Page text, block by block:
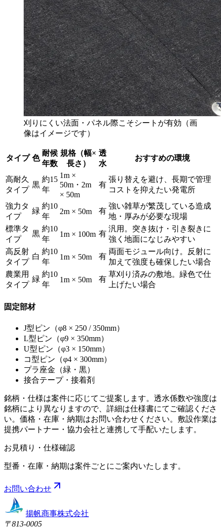
刈りにくい法面・パネル際こそシートが有効（画
像はイメージです）
タイプ 色
耐候
年数
規格（幅×
長さ）
透
水
おすすめの環境
高耐久
タイプ
黒
約15
年
1m ×
50m・2m
× 50m
有
張り替えを避け、長期で管理
コストを抑えたい発電所
強力タ
イプ
緑
約10
年
2m × 50m 有
強い雑草が繁茂している造成
地・厚みが必要な現場
標準タ
イプ
黒
約10
年
1m × 100m 有
汎用。突き抜け・引き裂きに
強く地面になじみやすい
高反射
タイプ
白
約10
年
1m × 50m 有
両面モジュール向け。反射に
加えて強度も確保したい場合
農業用
タイプ
緑
約10
年
1m × 50m 有
草刈り済みの敷地。緑色で仕
上げたい場合
固定部材
J型ピン（φ8 × 250 / 350mm）
L型ピン（φ9 × 350mm）
U型ピン（φ3 × 150mm）
コ型ピン（φ4 × 300mm）
プラ座金（緑・黒）
接合テープ・接着剤
銘柄・仕様は案件に応じてご提案します。透水係数や強度は
銘柄により異なりますので、詳細は仕様書にてご確認くださ
い。価格・在庫・納期はお問い合わせください。敷設作業は
提携パートナー・協力会社と連携して手配いたします。
お見積り・仕様確認
型番・在庫・納期は案件ごとにご案内いたします。
お問い合わせ
揚帆商事株式会社
〒813-0005